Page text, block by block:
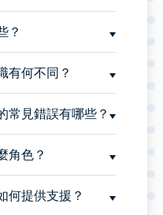
？
有何不同？
常見錯誤有哪些？
角色？
何提供支援？